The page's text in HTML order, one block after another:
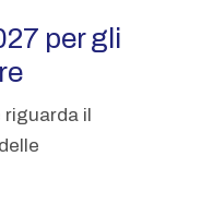
per gli
riguarda il